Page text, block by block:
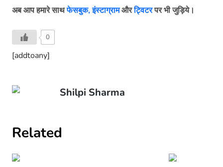
अब आप हमारे साथफेसबुक,इंस्टाग्रामऔरट्विटरपर भी जुड़िये।
0
[addtoany]
Shilpi Sharma
Related